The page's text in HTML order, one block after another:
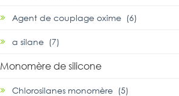
Agent de couplage oxime (6)
α silane (7)
Monomère de silicone
Chlorosilanes monomère (5)